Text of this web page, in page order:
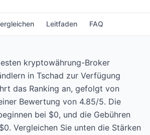
Leitfaden FAQ
kryptowährung-Broker
in Tschad zur Verfügung
das Ranking an, gefolgt von
Bewertung von 4.85/5. Die
bei $0, und die Gebühren
Vergleichen Sie unten die Stärken